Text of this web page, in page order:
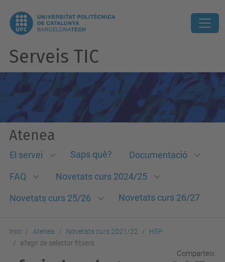
Serveis TIC
Atenea
El servei Saps què? Documentació
FAQ Novetats curs 2024/25
Novetats curs 25/26 Novetats curs 26/27
Inici Atenea Novetats curs 2021/22
H5P
afegir de selector fitxers
Comparteix: